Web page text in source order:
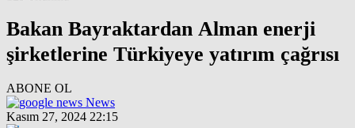
Bakan Bayraktardan Alman enerji
şirketlerine Türkiyeye yatırım çağrısı
ABONE OL
News
Kasım 27, 2024 22:15